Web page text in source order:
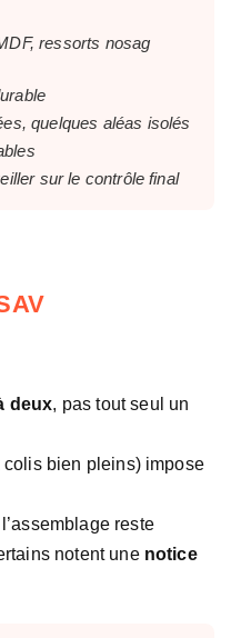
ressorts nosag
quelques aléas isolés
sur le contrôle final
deux, pas tout seul un
colis bien pleins) impose
reste
notent une notice